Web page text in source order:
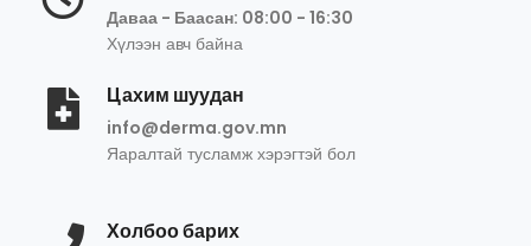
Даваа - Баасан: 08:00 - 16:30
Хүлээн авч байна
Цахим шуудан
info@derma.gov.mn
Яаралтай тусламж хэрэгтэй бол
Холбоо барих